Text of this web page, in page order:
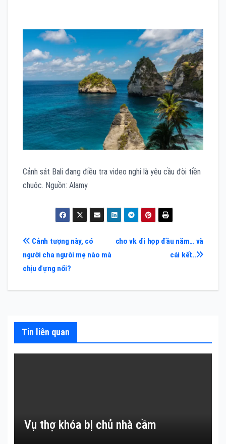
Cảnh sát Bali đang điều tra video nghi là yêu cầu đòi tiền
chuộc. Nguồn: Alamy
Điều
hướng
bài
cho vk đi họp đầu năm… và
cái kết..
Cảnh tượng này, có
người cha người mẹ nào mà
chịu đựng nổi?
Tin liên quan
Vụ thợ khóa bị chủ nhà cầm